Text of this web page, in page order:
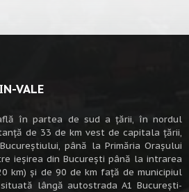
VALE
în partea de sud a ţării, în nordul
de 33 de km vest de capitala țării,
până la Primăria Orașului
ieșirea din București până la intrarea
km) şi de 90 de km faţă de municipiul
lângă autostrada A1 Bucureşti-